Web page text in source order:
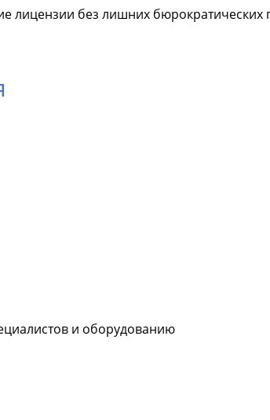
лицензии без лишних бюрократических
и оборудованию